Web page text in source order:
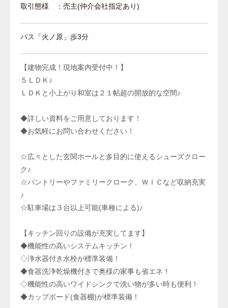
取引態様 ：売主(仲介会社指定あり)
バス「火ノ原」歩3分
【建物完成！現地案内受付中！】
５ＬＤＫ♪
ＬＤＫと小上がり和室は２１帖超の開放的な空間♪
◆詳しい資料をご用意しております！
◆お気軽にお問い合わせください！
☆広々とした玄関ホールと多目的に使えるシューズクロー
ク♪
☆パントリーやファミリークローク、ＷＩＣなど収納充実
♪
☆駐車場は３台以上可能(車種による)♪
【キッチン回りの設備が充実してます】
◆機能性の高いシステムキッチン！
◇浄水器付き水栓が標準装備！
◆食器洗浄乾燥機付きで奥様の家事も省エネ！
◇機能性の高いワイドシンクで洗い物が多い時も便利！
◆カップボード(食器棚)が標準装備！